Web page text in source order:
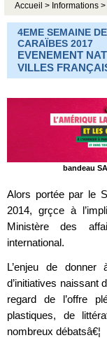
Accueil > Informations >
4EME SEMAINE
CARAÏBES 2017
EVENEMENT
VILLES
bandeau
Alors portée par le
2014, grçce à
Ministère des
international.
L’enjeu de
d’initiatives naissant
regard de l’offre
plastiques, de
nombreux débatsâ€¦